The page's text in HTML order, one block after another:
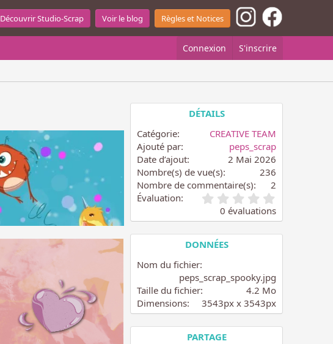
Découvrir Studio-Scrap Voir le blog Règles et Notices
Connexion
S'inscrire
DÉTAILS
Catégorie
CREATIVE TEAM
Ajouté par
peps_scrap
Date d’ajout
2 Mai 2026
Nombre(s) de vue(s)
236
Nombre de commentaire(s)
2
Évaluation
.
0
0
e
(
s
)
0 évaluations
DONNÉES
Nom du fichier
peps_scrap_spooky.jpg
Taille du fichier
4.2 Mo
Dimensions
3543px x 3543px
PARTAGE